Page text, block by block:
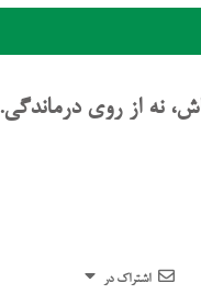
نه از روی درماندگی.
اشتراک در